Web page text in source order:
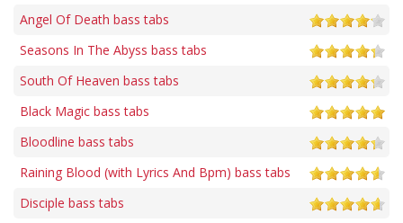
Angel Of Death bass tabs
Seasons In The Abyss bass tabs
South Of Heaven bass tabs
Black Magic bass tabs
Bloodline bass tabs
Raining Blood (with Lyrics And Bpm) bass tabs
Disciple bass tabs